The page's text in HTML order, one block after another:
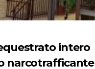
intero
narcotrafficante